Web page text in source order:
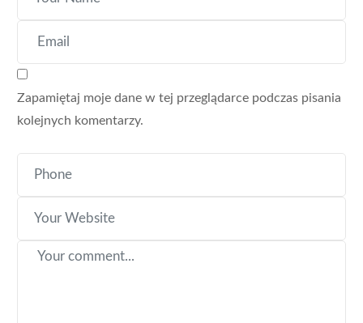
Zapamiętaj moje dane w tej przeglądarce podczas pisania
kolejnych komentarzy.